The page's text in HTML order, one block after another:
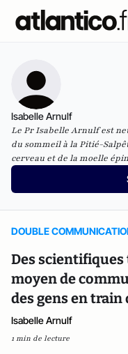
Isabelle Arnulf
Le Pr Isabelle Arnulf est
du sommeil à la Pitié-
cerveau et de la moelle
DOUBLE
Des
moyen de
des gens en train
Isabelle Arnulf
1 min de lecture